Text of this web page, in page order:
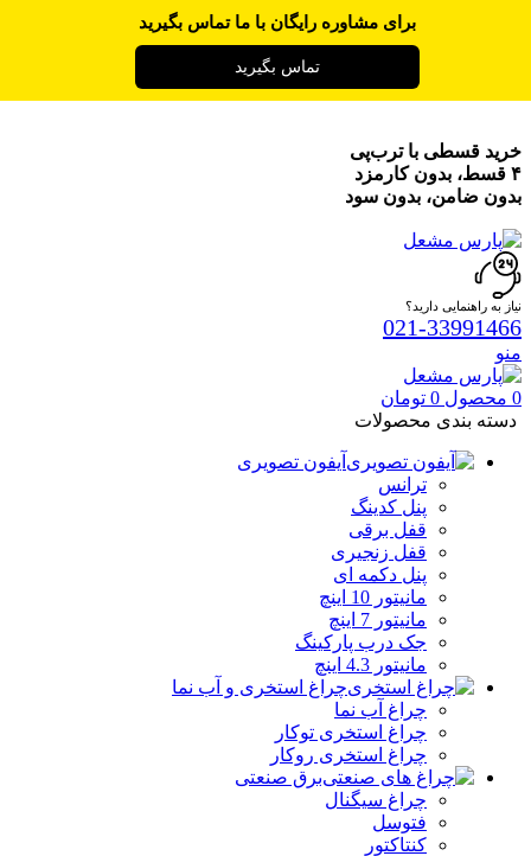
خرید قسطی با ترب‌پی
۴ قسط، بدون کارمزد
بدون ضامن، بدون سود
نیاز به راهنمایی دارید؟
021-33991466
منو
0 محصول 0 تومان
دسته بندی محصولات
آیفون تصویری
ترانس
پنل کدینگ
قفل برقی
قفل زنجیری
پنل دکمه‌ ای
مانیتور 10 اینچ
مانیتور 7 اینچ
جک درب پارکینگ
مانیتور 4.3 اینچ
چراغ استخری و آب نما
چراغ آب نما
چراغ استخری توکار
چراغ استخری روکار
برق صنعتی
چراغ سیگنال
فتوسل
کنتاکتور
برای مشاوره رایگان با ما تماس بگیرید
تماس بگیرید